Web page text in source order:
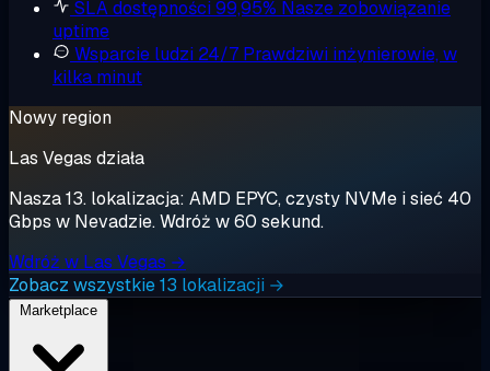
SLA dostępności 99,95% Nasze zobowiązanie
uptime
Wsparcie ludzi 24/7 Prawdziwi inżynierowie, w
kilka minut
Nowy region
Las Vegas działa
Nasza 13. lokalizacja: AMD EPYC, czysty NVMe i sieć 40
Gbps w Nevadzie. Wdróż w 60 sekund.
Wdróż w Las Vegas →
Zobacz wszystkie 13 lokalizacji →